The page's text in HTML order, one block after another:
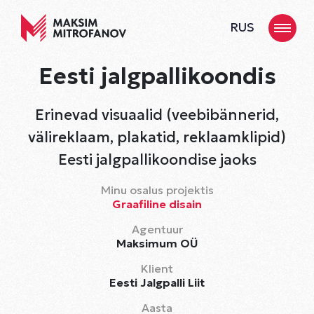
RUS
Eesti jalgpallikoondis
Erinevad visuaalid (veebibännerid,
välireklaam, plakatid, reklaamklipid)
Eesti jalgpallikoondise jaoks
Minu osalus projektis
Graafiline disain
Agentuur
Maksimum OÜ
Klient
Eesti Jalgpalli Liit
Aasta